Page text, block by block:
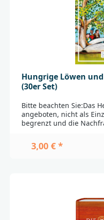
______Bei Fragen zur
sich bitte an:Deutsche
31 A70567
Hungrige Löwen
(30er Set)
Bitte beachten Sie:Das
angeboten, nicht als
begrenzt und die
um Ihr
geheimnisvolles Buch
Besonderheiten und
im DIN A5-Format
Geschichten, Fakten
3,00 € *